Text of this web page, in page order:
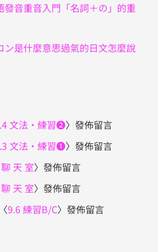
發音重音入門「名詞＋の」的重
ン是什麼意思過氣的日文怎麼說
文法・練習❷〉發佈留言
文法・練習❶〉發佈留言
天 室〉發佈留言
天 室〉發佈留言
9.6 練習B/C〉發佈留言